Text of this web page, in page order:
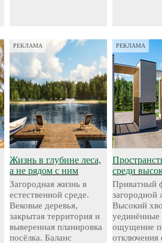
РЕКЛАМА
Жизнь в глубине леса,
а не рядом с ним
Загородная жизнь в
естественной среде.
Вековые деревья,
закрытая территория и
выверенная планировка
посёлка. Баланс
РЕКЛАМА
среди
Приватный
загородной
Высокий
уединённые
ощущение
отключения